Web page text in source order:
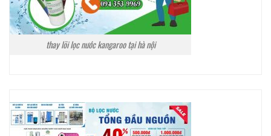
thay lõi lọc nước kangaroo tại hà nội